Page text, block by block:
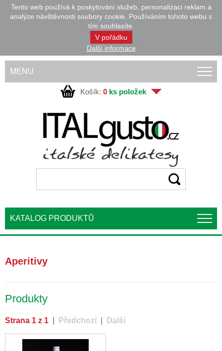
Tento web používá k poskytování služeb, personalizaci reklam a
analýze návštěvnosti soubory cookie. Používáním tohoto webu s
tím souhlasíte.
V pořádku
Další informace
MENU
Košík: 0 ks položek
KATALOG PRODUKTŮ
Aperitivy
Produkty
Strana 1 z 1 Předchozí Další